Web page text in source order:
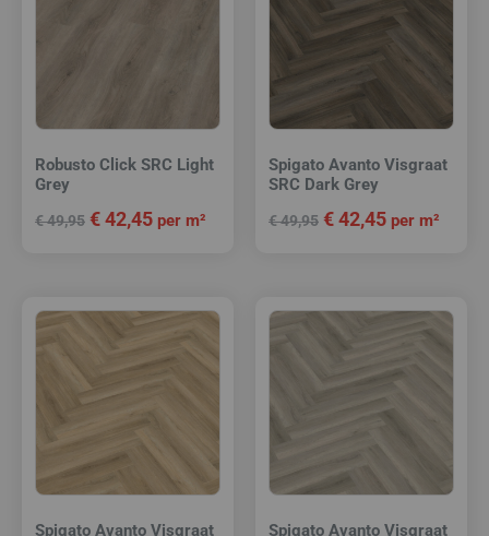
Robusto Click SRC Light
Grey
€49,95 €42,45 per m²
Spigato Avanto Visgraat
SRC Dark Grey
€49,95 €42,45 per m²
Spigato Avanto Visgraat
Spigato Avanto Visgraat